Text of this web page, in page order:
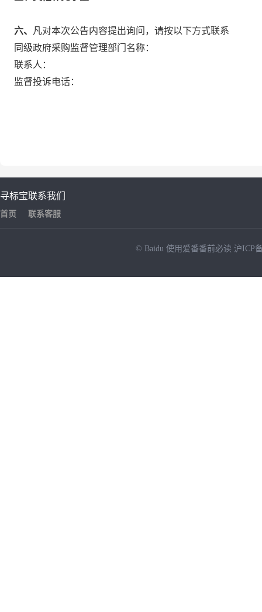
六、
凡对本次公告内容提出询问，请按以下方式联系
同级政府采购监督管理部门名称：
联系人：
监督投诉电话：
寻标宝
首页
联系我们
联系客服
© Baidu 使用爱番番前必读 沪ICP